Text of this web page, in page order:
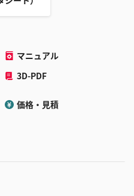
マニュアル
3D-PDF
価格・見積